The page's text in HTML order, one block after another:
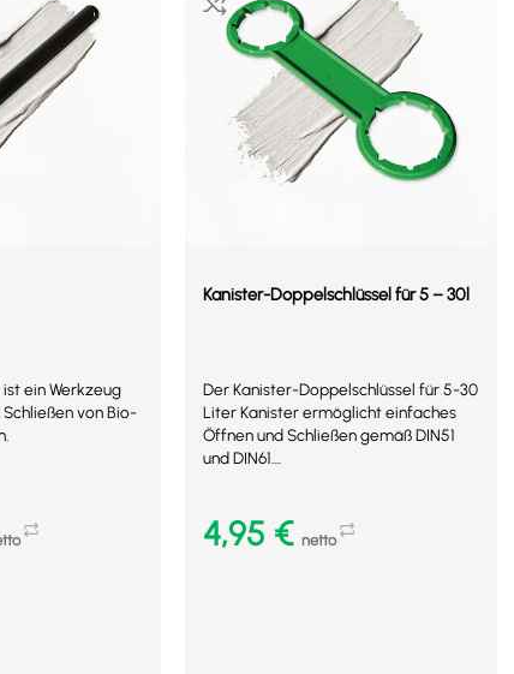
ist ein Werkzeug
von Bio-
Kanister-Doppelschlüssel für 5 – 30l
Der Kanister-Doppelschlüssel für 5-30
Liter Kanister ermöglicht einfaches
Öffnen und Schließen gemäß DIN51
und DIN61....
4,95 € netto